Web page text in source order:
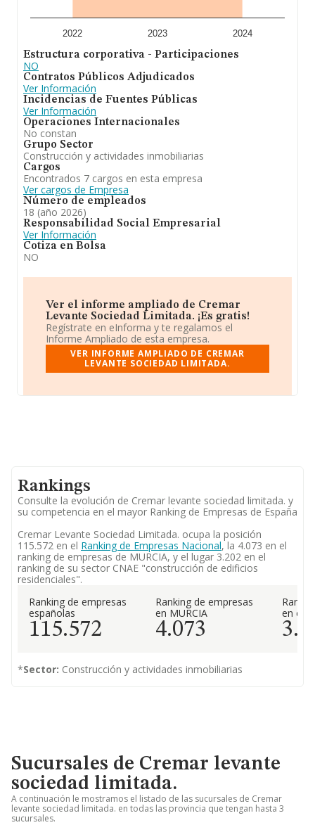
frente al 2024.
2022 2023 2024
Estructura corporativa - Participaciones
NO
Contratos Públicos Adjudicados
Ver Información
Incidencias de Fuentes Públicas
Ver Información
Operaciones Internacionales
No constan
Grupo Sector
Construcción y actividades inmobiliarias
Cargos
Encontrados 7 cargos en esta empresa
Ver cargos de Empresa
Número de empleados
18 (año 2026)
Responsabilidad Social Empresarial
Ver Información
Cotiza en Bolsa
NO
Ver el informe ampliado de Cremar
Levante Sociedad Limitada. ¡Es gratis!
Regístrate en eInforma y te regalamos el
Informe Ampliado de esta empresa.
VER INFORME AMPLIADO DE CREMAR
LEVANTE SOCIEDAD LIMITADA.
Rankings
Consulte la evolución de Cremar levante sociedad limitada. y
su competencia en el mayor Ranking de Empresas de España
Cremar Levante Sociedad Limitada. ocupa la posición
115.572 en el Ranking de Empresas Nacional, la 4.073 en el
ranking de empresas de MURCIA, y el lugar 3.202 en el
ranking de su sector CNAE "construcción de edificios
residenciales".
Ranking de empresas
españolas
115.572
Ranking de empresas
en MURCIA
4.073
en el
*Sector: Construcción y actividades inmobiliarias
Sucursales de Cremar levante
sociedad limitada.
A continuación le mostramos el listado de las sucursales de Cremar
levante sociedad limitada. en todas las provincia que tengan hasta 3
sucursales.